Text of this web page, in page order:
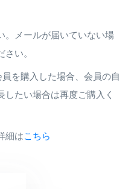
。メールが届いていない場
い。
員を購入した場合、会員の自
たい場合は再度ご購入く
細はこちら